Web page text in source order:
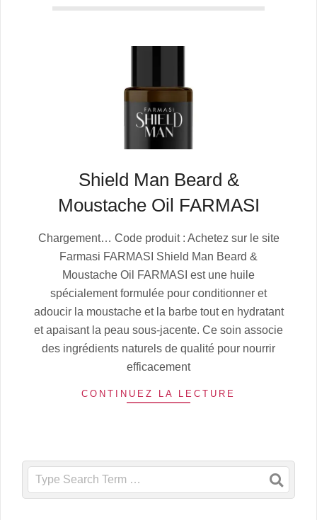
Shield Man Beard &
Moustache Oil FARMASI
07-
Chargement… Code produit : Achetez sur le site
Farmasi FARMASI Shield Man Beard &
Moustache Oil FARMASI est une huile
spécialement formulée pour conditionner et
adoucir la moustache et la barbe tout en hydratant
et apaisant la peau sous-jacente. Ce soin associe
des ingrédients naturels de qualité pour nourrir
efficacement
CONTINUEZ LA LECTURE
Search